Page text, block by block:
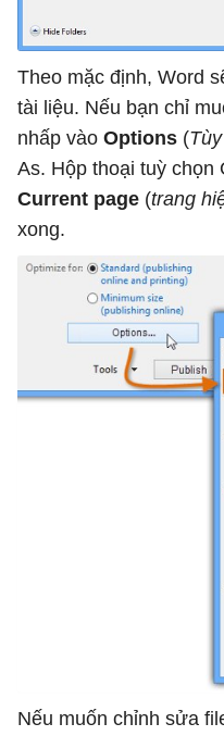
Theo mặc định, Word
tài liệu. Nếu bạn chỉ
nhấp vào Options (
As. Hộp thoại tuỳ chọn
Current page (trang
xong.
Nếu muốn chỉnh sửa